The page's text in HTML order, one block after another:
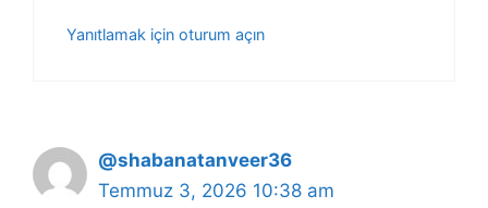
Yanıtlamak için oturum açın
@shabanatanveer36
Temmuz 3, 2026 10:38 am